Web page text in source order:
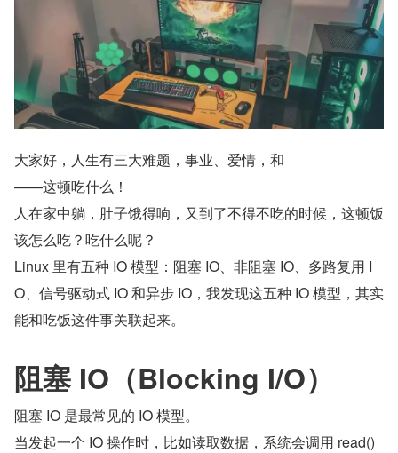
大家好，人生有三大难题，事业、爱情，和
——这顿吃什么！
人在家中躺，肚子饿得响，又到了不得不吃的时候，这顿饭
该怎么吃？吃什么呢？
Linux 里有五种 IO 模型：阻塞 IO、非阻塞 IO、多路复用 I
O、信号驱动式 IO 和异步 IO，我发现这五种 IO 模型，其实
能和吃饭这件事关联起来。
阻塞 IO（Blocking I/O）
阻塞 IO 是最常见的 IO 模型。
当发起一个 IO 操作时，比如读取数据，系统会调用 read()